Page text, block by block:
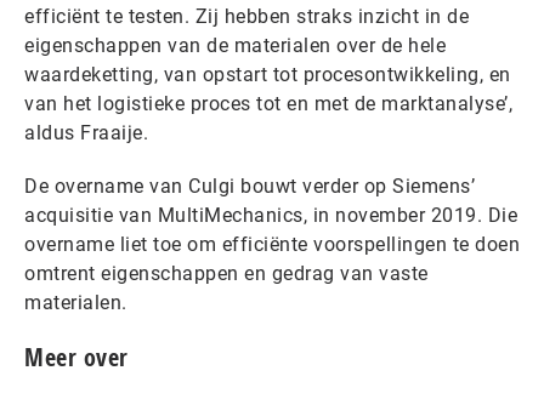
efficiënt te testen. Zij hebben straks inzicht in de
eigenschappen van de materialen over de hele
waardeketting, van opstart tot procesontwikkeling, en
van het logistieke proces tot en met de marktanalyse’,
aldus Fraaije.
De overname van Culgi bouwt verder op Siemens’
acquisitie van MultiMechanics, in november 2019. Die
overname liet toe om efficiënte voorspellingen te doen
omtrent eigenschappen en gedrag van vaste
materialen.
Meer over